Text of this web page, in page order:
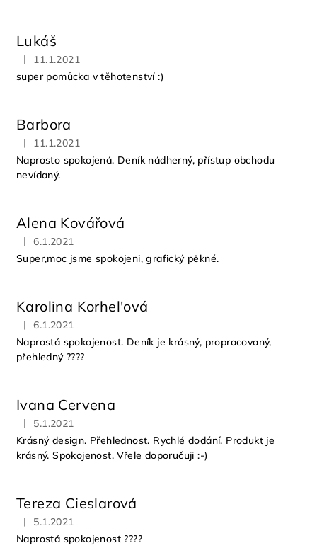
Lukáš
Hodnocení obchodu je 5 z 5 hvězdiček.
|
11.1.2021
super pomůcka v těhotenství :)
Barbora
Hodnocení obchodu je 5 z 5 hvězdiček.
|
11.1.2021
Naprosto spokojená. Deník nádherný, přístup obchodu
nevídaný.
Alena Kovářová
Hodnocení obchodu je 5 z 5 hvězdiček.
|
6.1.2021
Super,moc jsme spokojeni, grafický pěkné.
Karolina Korhel'ová
Hodnocení obchodu je 5 z 5 hvězdiček.
|
6.1.2021
Naprostá spokojenost. Deník je krásný, propracovaný,
přehledný ????
Ivana Cervena
Hodnocení obchodu je 5 z 5 hvězdiček.
|
5.1.2021
Krásný design. Přehlednost. Rychlé dodání. Produkt je
krásný. Spokojenost. Vřele doporučuji :-)
Tereza Cieslarová
Hodnocení obchodu je 5 z 5 hvězdiček.
|
5.1.2021
Naprostá spokojenost ????